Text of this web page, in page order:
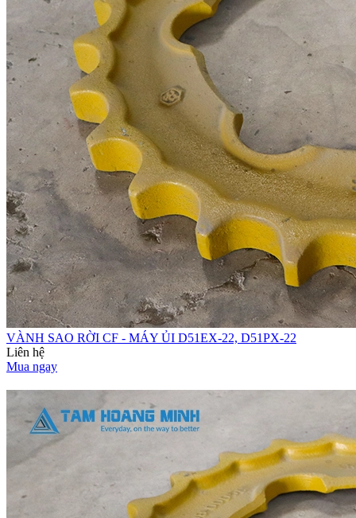
VÀNH SAO RỜI CF - MÁY ỦI D51EX-22, D51PX-22
Liên hệ
Mua ngay